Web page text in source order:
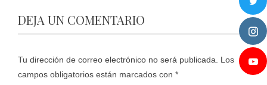
DEJA UN COMENTARIO
Tu dirección de correo electrónico no será publicada.
Los
campos obligatorios están marcados con *